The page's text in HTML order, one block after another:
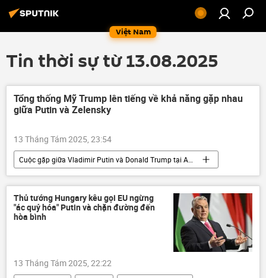
Việt Nam
Tin thời sự từ 13.08.2025
Tổng thống Mỹ Trump lên tiếng về khả năng gặp nhau
giữa Putin và Zelensky
13 Tháng Tám 2025, 23:54
Donald Trump
Chính trị
Vladimir Putin
Nga
Hoa Kỳ
Ukraina
Vladimir Zelensky
Thủ tướng Hungary kêu gọi EU ngừng
"ác quỷ hóa" Putin và chặn đường đến
hòa bình
13 Tháng Tám 2025, 22:22